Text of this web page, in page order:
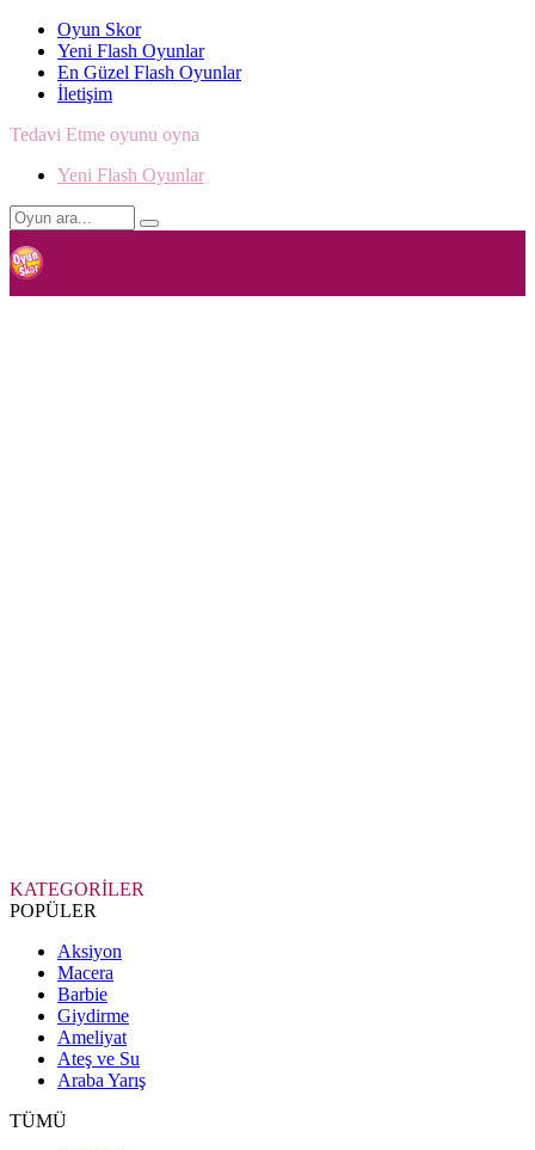
Oyun Skor
Yeni Flash Oyunlar
En Güzel Flash Oyunlar
İletişim
Tedavi Etme oyunu oyna
Yeni Flash Oyunlar
KATEGORİLER
POPÜLER
Aksiyon
Macera
Barbie
Giydirme
Ameliyat
Ateş ve Su
Araba Yarış
TÜMÜ